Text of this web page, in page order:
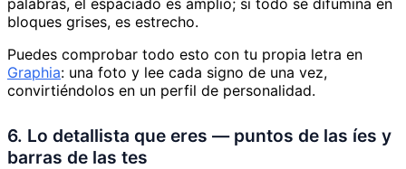
bloques grises, es estrecho.
Puedes comprobar todo esto con tu propia letra en
Graphia: una foto y lee cada signo de una vez,
convirtiéndolos en un perfil de personalidad.
6. Lo detallista que eres — puntos de las íes y
barras de las tes